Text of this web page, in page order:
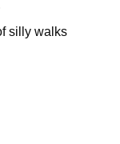
silly walks